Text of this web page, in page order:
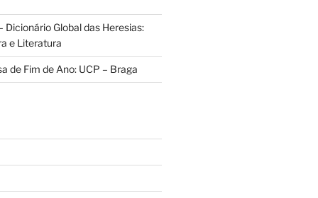
Dicionário Global das Heresias:
e Literatura
de Fim de Ano: UCP – Braga